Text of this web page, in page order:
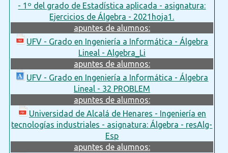
- 1º del grado de Estadística aplicada - asignatura:
Ejercicios de Álgebra - 2021hoja1.
apuntes de alumnos:
UFV - Grado en Ingeniería a Informática - Álgebra
Lineal - Algebra_Li
apuntes de alumnos:
UFV - Grado en Ingeniería a Informática - Álgebra
Lineal - 32 PROBLEM
apuntes de alumnos:
Universidad de Alcalá de Henares - Ingeniería en
tecnologías industriales - asignatura: Álgebra - resAlg-
Esp
apuntes de alumnos: